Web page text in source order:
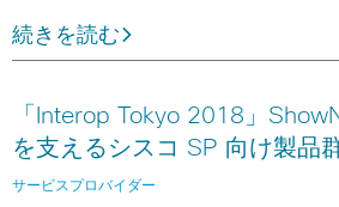
続きを読む
「Interop Tokyo 2018」
を支えるシスコ SP 向け製品
サービスプロバイダー